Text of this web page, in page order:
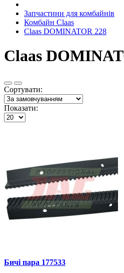
Запчастини для комбайнів
Комбайн Claas
Claas DOMINATOR 228
Claas
Сортувати:
Показати:
Бичі пара 177533